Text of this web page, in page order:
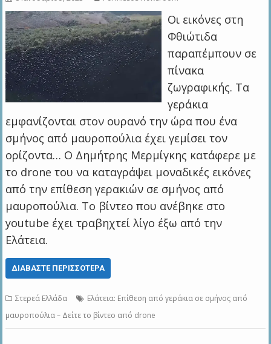
Οι εικόνες στη
Φθιώτιδα
παραπέμπουν σε
πίνακα
ζωγραφικής. Τα
γεράκια
εμφανίζονται στον ουρανό την ώρα που ένα
σμήνος από μαυροπούλια έχει γεμίσει τον
ορίζοντα… Ο Δημήτρης Μερμίγκης κατάφερε με
το drone του να καταγράψει μοναδικές εικόνες
από την επίθεση γερακιών σε σμήνος από
μαυροπούλια. Το βίντεο που ανέβηκε στο
youtube έχει τραβηχτεί λίγο έξω από την
Ελάτεια.
ΔΙΑΒΆΣΤΕ ΠΕΡΙΣΣΌΤΕΡΑ
Στερεά Ελλάδα
Ελάτεια: Επίθεση από γεράκια σε σμήνος από
μαυροπούλια – Δείτε το βίντεο από drone